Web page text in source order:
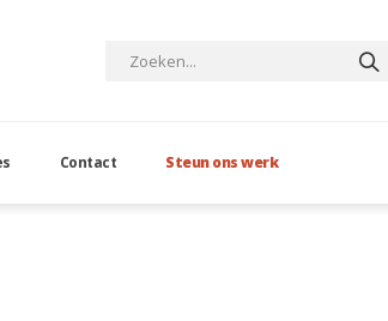
Contact Steun ons werk